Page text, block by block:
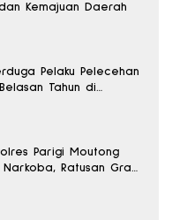
Kemajuan Daerah
Pelaku Pelecehan
Tahun di
Parigi Moutong
Narkoba, Ratusan Gram